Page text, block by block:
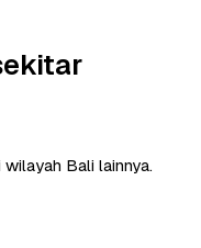
Bali lainnya.